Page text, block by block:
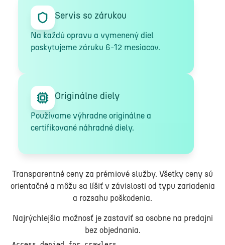
Servis so zárukou
Na každú opravu a vymenený diel
poskytujeme záruku 6-12 mesiacov.
Originálne diely
Používame výhradne originálne a
certifikované náhradné diely.
Transparentné ceny za prémiové služby. Všetky ceny sú
orientačné a môžu sa líšiť v závislosti od typu zariadenia
a rozsahu poškodenia.
Najrýchlejšia možnosť je zastaviť sa osobne na predajni
bez objednania.